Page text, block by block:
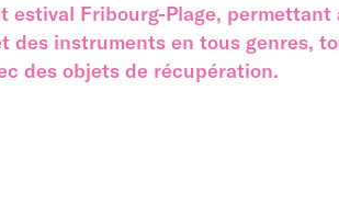
estival Fribourg-Plage,
des instruments en tous genres,
des objets de récupération.